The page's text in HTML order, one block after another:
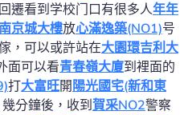
遷看到学校门口有很多人年年
京城大樓放心滿逸築(NO1)号
，可以或許站在大園環吉利大
面可以看青春嶺大廈到裡面的
打大富旺開 陽光國宅(新和東
分鐘後，收到 賀采NO2警察